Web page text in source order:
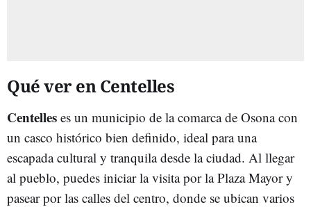
Qué ver en Centelles
Centelles es un municipio de la comarca de Osona con
un casco histórico bien definido, ideal para una
escapada cultural y tranquila desde la ciudad. Al llegar
al pueblo, puedes iniciar la visita por la Plaza Mayor y
pasear por las calles del centro, donde se ubican varios